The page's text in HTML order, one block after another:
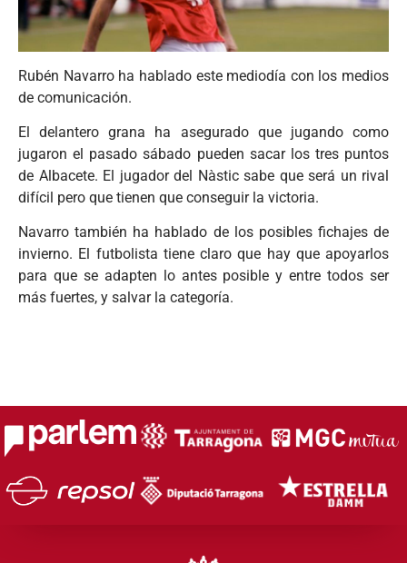
Rubén Navarro ha hablado este mediodía con los medios
de comunicación.
El delantero grana ha asegurado que jugando como
jugaron el pasado sábado pueden sacar los tres puntos
de Albacete. El jugador del Nàstic sabe que será un rival
difícil pero que tienen que conseguir la victoria.
Navarro también ha hablado de los posibles fichajes de
invierno. El futbolista tiene claro que hay que apoyarlos
para que se adapten lo antes posible y entre todos ser
más fuertes, y salvar la categoría.